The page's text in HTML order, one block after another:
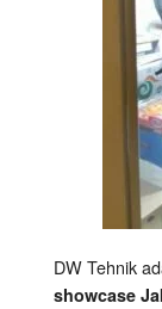
DW Tehnik
showcase